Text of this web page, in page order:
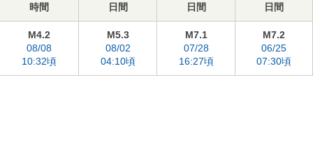
時間
日間
日間
日間
M4.2
08/08
10:32頃
M5.3
08/02
04:10頃
M7.1
07/28
16:27頃
M7.2
06/25
07:30頃